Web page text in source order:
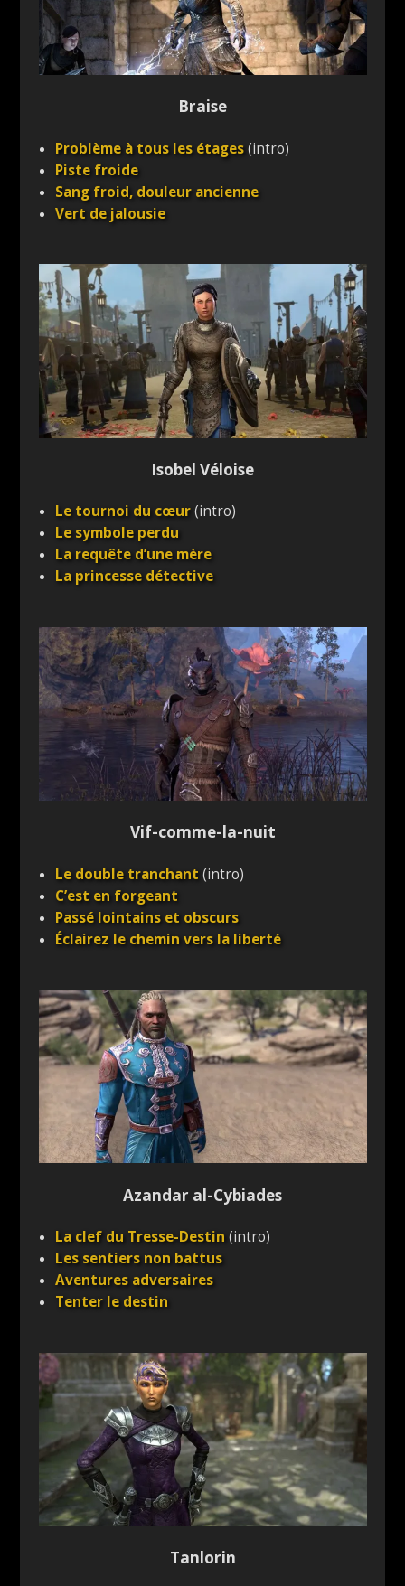
Braise
Problème à tous les étages(intro)
Piste froide
Sang froid, douleur ancienne
Vert de jalousie
Isobel Véloise
Le tournoi du cœur(intro)
Le symbole perdu
La requête d’une mère
La princesse détective
Vif-comme-la-nuit
Le double tranchant (intro)
C’est en forgeant
Passé lointains et obscurs
Éclairez le chemin vers la liberté
Azandar al-Cybiades
La clef du Tresse-Destin (intro)
Les sentiers non battus
Aventures adversaires
Tenter le destin
Tanlorin